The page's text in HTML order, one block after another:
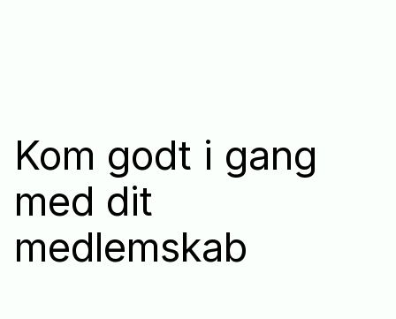
Kom godt i gang
med dit
medlemskab